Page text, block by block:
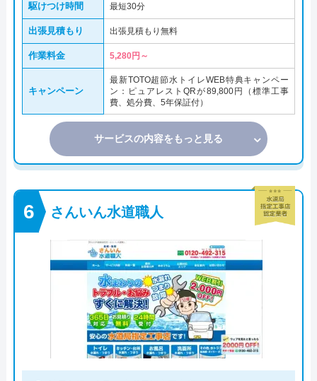
駆けつけ時間 最短30分
出張見積もり 出張見積もり無料
作業料金 5,280円～
キャンペーン
最新TOTO超節水トイレWEB特典キャンペー
ン：ピュアレストQRが89,800円（標準工事
費、処分費、5年保証付）
サービスの内容をもっと見る
さんいん水道職人